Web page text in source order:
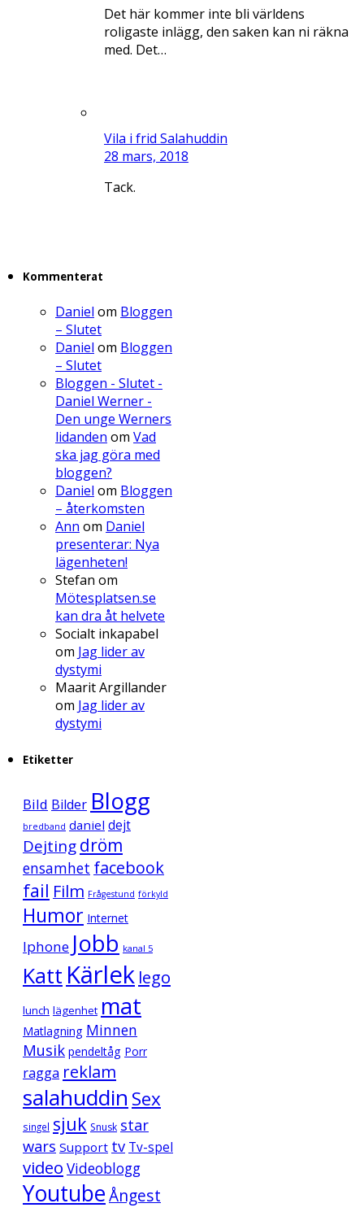
Det här kommer inte bli världens
roligaste inlägg, den saken kan ni räkna
med. Det…
Vila i frid Salahuddin
28 mars, 2018
Tack.
Kommenterat
Daniel om Bloggen
– Slutet
Daniel om Bloggen
– Slutet
Bloggen - Slutet -
Daniel Werner -
Den unge Werners
lidanden om Vad
ska jag göra med
bloggen?
Daniel om Bloggen
– återkomsten
Ann om Daniel
presenterar: Nya
lägenheten!
Stefan om
Mötesplatsen.se
kan dra åt helvete
Socialt inkapabel
om Jag lider av
dystymi
Maarit Argillander
om Jag lider av
dystymi
Etiketter
Bild Bilder Blogg
bredband daniel dejt
Dejtingdröm
ensamhet facebook
fail Film Frågestund förkyld
Humor Internet
Iphone Jobb kanal 5
Katt Kärlek lego
lunch lägenhet mat
Matlagning Minnen
Musik pendeltåg Porr
ragga reklam
salahuddin Sex
singel sjuk Snusk star
wars Support tv Tv-spel
video Videoblogg
YoutubeÅngest